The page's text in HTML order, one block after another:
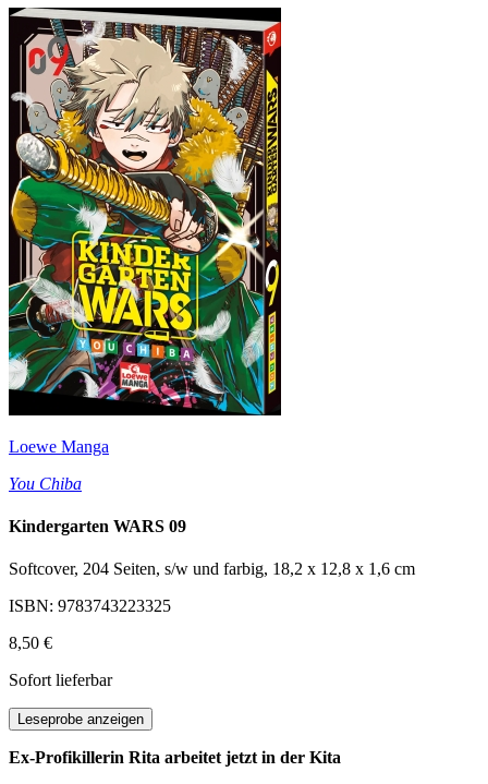
Loewe Manga
You Chiba
Kindergarten WARS 09
Softcover, 204 Seiten, s/w und farbig, 18,2 x 12,8 x 1,6 cm
ISBN: 9783743223325
8,50 €
Sofort lieferbar
Leseprobe anzeigen
Ex-Profikillerin Rita arbeitet jetzt in der Kita